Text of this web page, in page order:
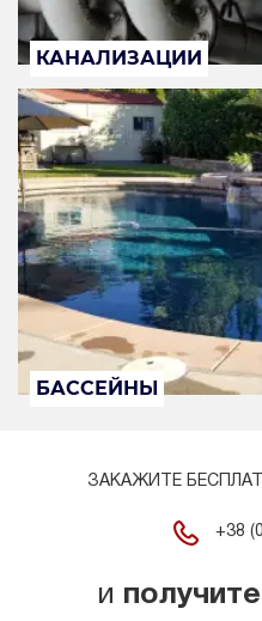
КАНАЛИЗАЦИИ
БАССЕЙНЫ
ЗАКАЖИТЕ
+38
и